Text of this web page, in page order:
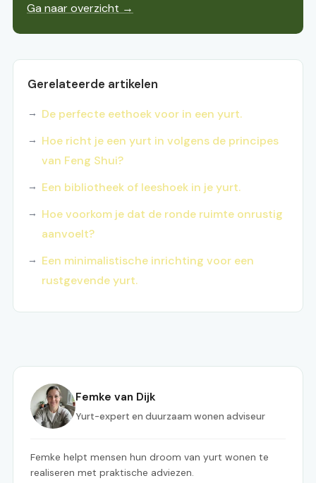
Ga naar overzicht →
Gerelateerde artikelen
De perfecte eethoek voor in een yurt.
Hoe richt je een yurt in volgens de principes
van Feng Shui?
Een bibliotheek of leeshoek in je yurt.
Hoe voorkom je dat de ronde ruimte onrustig
aanvoelt?
Een minimalistische inrichting voor een
rustgevende yurt.
Femke van Dijk
Yurt-expert en duurzaam wonen adviseur
Femke helpt mensen hun droom van yurt wonen te
realiseren met praktische adviezen.